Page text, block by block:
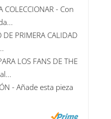
COLECCIONAR - Con
PRIMERA CALIDAD
LOS FANS DE THE
- Añade esta pieza